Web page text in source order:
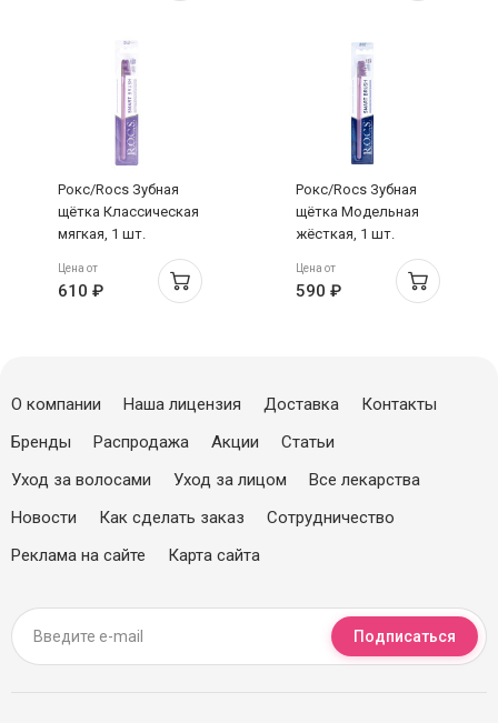
Рокс/Rocs Зубная
щётка Классическая
мягкая, 1 шт.
Цена от
610 ₽
Рокс/Rocs Зубная
щётка Модельная
жёсткая, 1 шт.
Цена от
590 ₽
О компании Наша лицензия Доставка
Контакты
Бренды
Распродажа Акции
Статьи
Уход за волосами
Уход за лицом
Все лекарства
Новости
Как сделать заказ
Сотрудничество
Реклама на сайте
Карта сайта
Подписаться